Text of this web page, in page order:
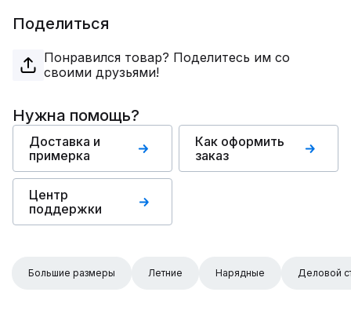
Поделиться
Понравился товар? Поделитесь им со
своими друзьями!
Нужна помощь?
Доставка и
примерка
Как оформить
заказ
Центр
поддержки
Большие размеры Летние Нарядные Деловой